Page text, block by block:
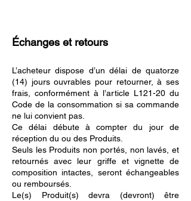
Échanges et retours
L’acheteur dispose d’un délai de quatorze
(14) jours ouvrables pour retourner, à ses
frais, conformément à l’article L121-20 du
Code de la consommation si sa commande
ne lui convient pas.
Ce délai débute à compter du jour de
réception du ou des Produits.
Seuls les Produits non portés, non lavés, et
retournés avec leur griffe et vignette de
composition intactes, seront échangeables
ou remboursés.
Le(s) Produit(s) devra (devront) être